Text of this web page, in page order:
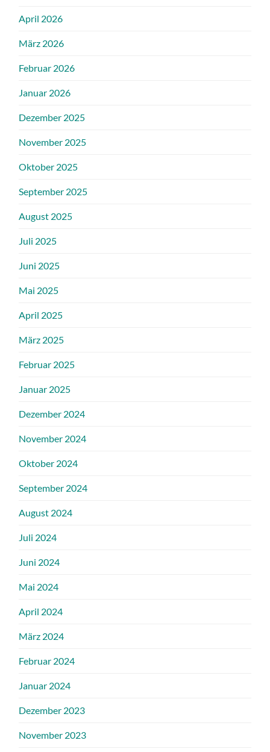
April 2026
März 2026
Februar 2026
Januar 2026
Dezember 2025
November 2025
Oktober 2025
September 2025
August 2025
Juli 2025
Juni 2025
Mai 2025
April 2025
März 2025
Februar 2025
Januar 2025
Dezember 2024
November 2024
Oktober 2024
September 2024
August 2024
Juli 2024
Juni 2024
Mai 2024
April 2024
März 2024
Februar 2024
Januar 2024
Dezember 2023
November 2023